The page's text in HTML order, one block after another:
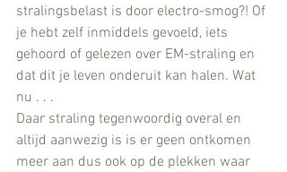
stralingsbelast is door electro-smog?! Of
je hebt zelf inmiddels gevoeld, iets
gehoord of gelezen over EM-straling en
dat dit je leven onderuit kan halen. Wat
nu . . .
Daar straling tegenwoordig overal en
altijd aanwezig is is er geen ontkomen
meer aan dus ook op de plekken waar